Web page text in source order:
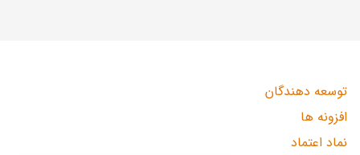
توسعه دهندگان
افزونه ها
نماد اعتماد